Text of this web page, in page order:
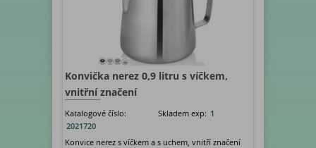
Konvička nerez 0,9 litru s víčkem,
vnitřní značení
Katalogové číslo:
2021720
Skladem exp: 1
Konvice nerez s víčkem a s uchem, vnitří značení